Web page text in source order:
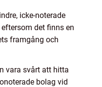
icke-noterade
det finns en
framgång och
vara svårt att hitta
bolag vid